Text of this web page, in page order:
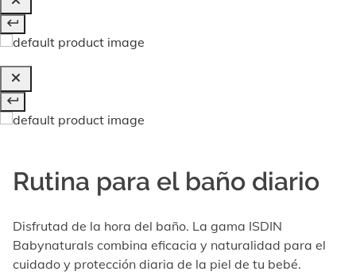
Rutina para el baño diario
Disfrutad de la hora del baño. La gama ISDIN
Babynaturals combina eficacia y naturalidad para el
cuidado y protección diaria de la piel de tu bebé.